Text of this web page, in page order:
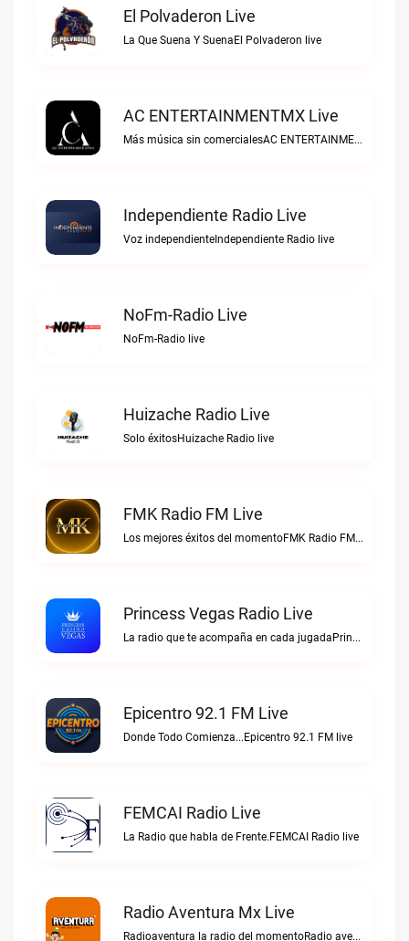
El Polvaderon Live
La Que Suena Y SuenaEl Polvaderon live
AC ENTERTAINMENTMX Live
Más música sin comercialesAC ENTERTAINMENTMX live
Independiente Radio Live
Voz independienteIndependiente Radio live
NoFm-Radio Live
NoFm-Radio live
Huizache Radio Live
Solo éxitosHuizache Radio live
FMK Radio FM Live
Los mejores éxitos del momentoFMK Radio FM live
Princess Vegas Radio Live
La radio que te acompaña en cada jugadaPrincess Vegas Radio live
Epicentro 92.1 FM Live
Donde Todo Comienza...Epicentro 92.1 FM live
FEMCAI Radio Live
La Radio que habla de Frente.FEMCAI Radio live
Radio Aventura Mx Live
Radioaventura la radio del momentoRadio aventura mx live